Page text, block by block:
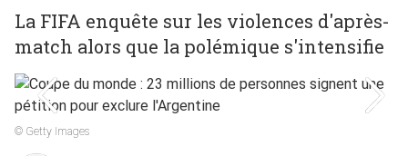
La FIFA enquête sur les violences d'après-
match alors que la polémique s'intensifie
© Getty Images